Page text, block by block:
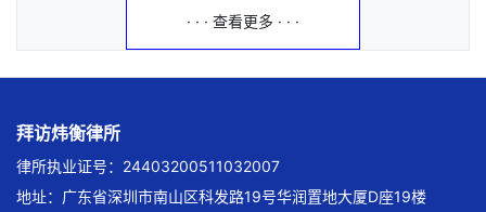
· · · 查看更多 · · ·
拜访炜衡律所
律所执业证号：24403200511032007
地址：广东省深圳市南山区科发路19号华润置地大厦D座19楼